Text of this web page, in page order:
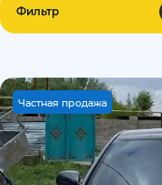
Фильтр
Частная продажа